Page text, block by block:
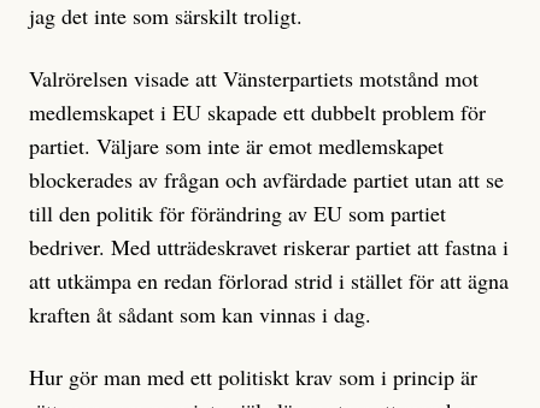
jag det inte som särskilt troligt.
Valrörelsen visade att Vänsterpartiets motstånd mot
medlemskapet i EU skapade ett dubbelt problem för
partiet. Väljare som inte är emot medlemskapet
blockerades av frågan och avfärdade partiet utan att se
till den politik för förändring av EU som partiet
bedriver. Med utträdeskravet riskerar partiet att fastna i
att utkämpa en redan förlorad strid i stället för att ägna
kraften åt sådant som kan vinnas i dag.
Hur gör man med ett politiskt krav som i princip är